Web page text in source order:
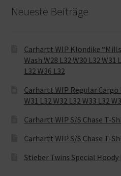
Neueste Beiträge
Carhartt WIP Klondike
Wash W28 L32 W30 L32 W31
L32 W36 L32
Carhartt WIP Regular Cargo
W31 L32 W32 L32 W33 L32
Carhartt WIP S/S Chase T-
Carhartt WIP S/S Chase T-
Stieber Twins Special Hoody